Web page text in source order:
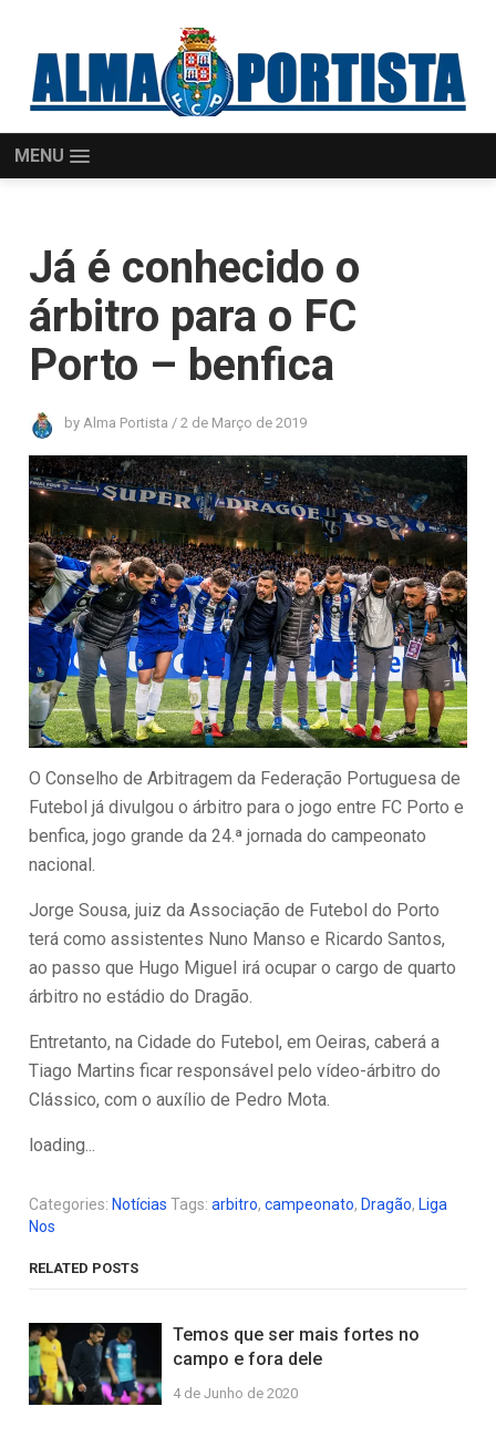
MENU
Já é conhecido o
árbitro para o FC
Porto – benfica
byAlma Portista / 2 de Março de 2019
O Conselho de Arbitragem da Federação Portuguesa de
Futebol já divulgou o árbitro para o jogo entre FC Porto e
benfica, jogo grande da 24.ª jornada do campeonato
nacional.
Jorge Sousa, juiz da Associação de Futebol do Porto
terá como assistentes Nuno Manso e Ricardo Santos,
ao passo que Hugo Miguel irá ocupar o cargo de quarto
árbitro no estádio do Dragão.
Entretanto, na Cidade do Futebol, em Oeiras, caberá a
Tiago Martins ficar responsável pelo vídeo-árbitro do
Clássico, com o auxílio de Pedro Mota.
loading...
Categories: Notícias Tags:arbitro,campeonato, Dragão, Liga
Nos
RELATED POSTS
Temos que ser mais fortes no
campo e fora dele
4 de Junho de 2020